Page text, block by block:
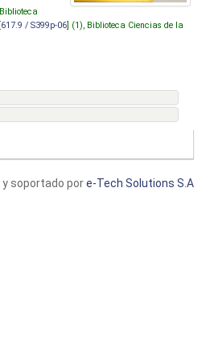
Biblioteca
617.9 / S399p-06 ] (1), Biblioteca Ciencias de la
y soportado pore-Tech Solutions S.A